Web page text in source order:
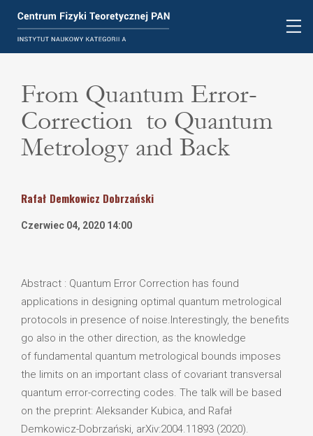
From Quantum Error-
Correction to Quantum
Metrology and Back
Rafał Demkowicz Dobrzański
Czerwiec 04, 2020 14:00
Abstract : Quantum Error Correction has found
applications in designing optimal quantum metrological
protocols in presence of noise.Interestingly, the benefits
go also in the other direction, as the knowledge
of fundamental quantum metrological bounds imposes
the limits on an important class of covariant transversal
quantum error-correcting codes. The talk will be based
on the preprint: Aleksander Kubica, and Rafał
Demkowicz-Dobrzański, arXiv:2004.11893 (2020).